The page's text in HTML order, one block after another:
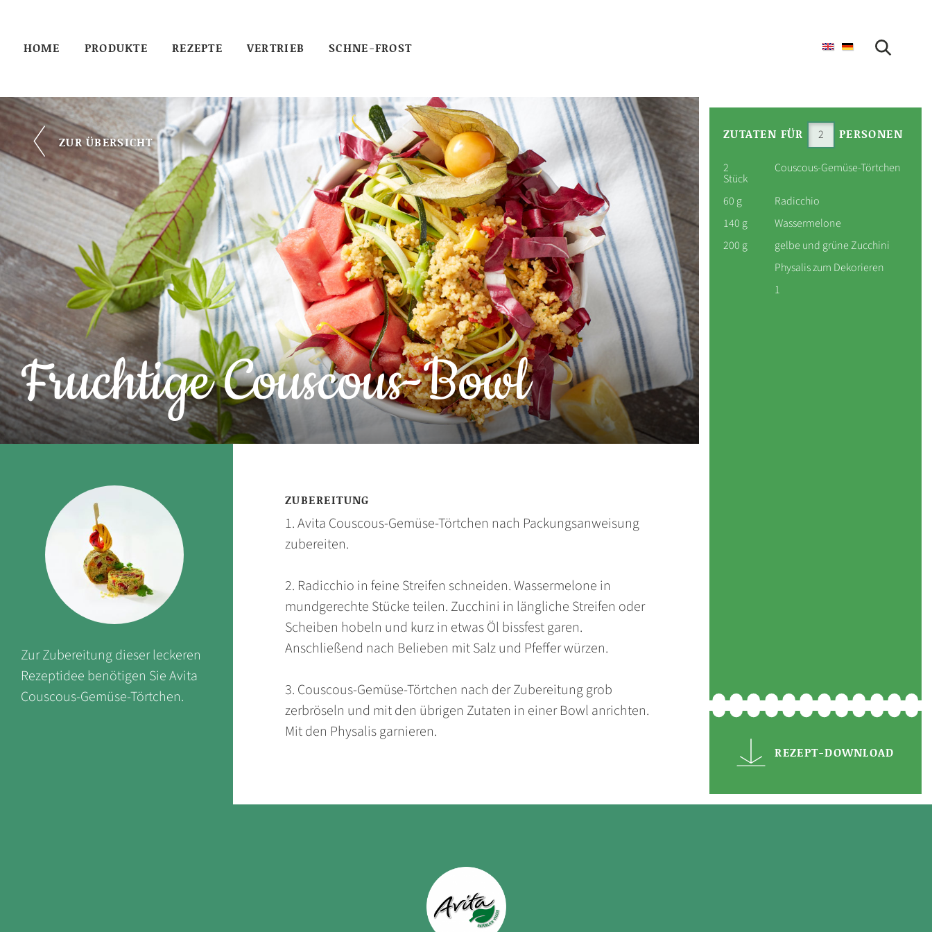
HOME
PRODUKTE REZEPTE VERTRIEB SCHNE-FROST
ZUR ÜBERSICHT
Fruchtige Couscous-Bowl
Zur Zubereitung dieser leckeren
Rezeptidee benötigen Sie Avita
Couscous-Gemüse-Törtchen.
ZUBEREITUNG
1. Avita Couscous-Gemüse-Törtchen nach Packungsanweisung
zubereiten.
2. Radicchio in feine Streifen schneiden. Wassermelone in
mundgerechte Stücke teilen. Zucchini in längliche Streifen oder
Scheiben hobeln und kurz in etwas Öl bissfest garen.
Anschließend nach Belieben mit Salz und Pfeffer würzen.
3. Couscous-Gemüse-Törtchen nach der Zubereitung grob
zerbröseln und mit den übrigen Zutaten in einer Bowl anrichten.
Mit den Physalis garnieren.
ZUTATEN FÜR PERSONEN
2
Stück
Couscous-Gemüse-Törtchen
60 g
Radicchio
140 g
Wassermelone
200 g
gelbe und grüne Zucchini
Physalis zum Dekorieren
1
REZEPT-DOWNLOAD